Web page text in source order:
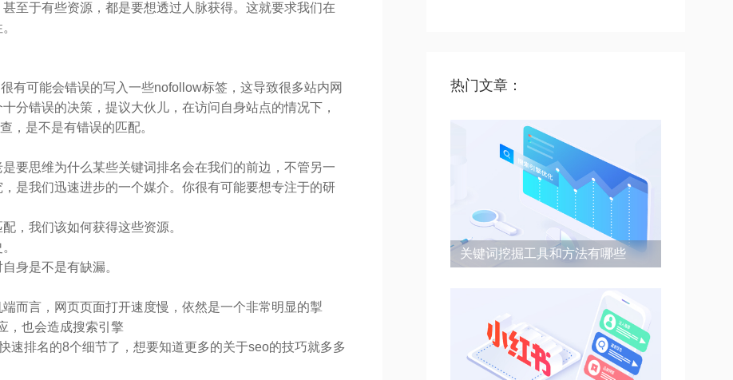
至于有些资源，都是要想透过人脉获得。这就要求我们在
可能会错误的写入一些nofollow标签，这导致很多站内网
分错误的决策，提议大伙儿，在访问自身站点的情况下，
，是不是有错误的匹配。
思维为什么某些关键词排名会在我们的前边，不管另一
是我们迅速进步的一个媒介。你很有可能要想专注于的研
我们该如何获得这些资源。
是不是有缺漏。
言，网页页面打开速度慢，依然是一个非常明显的掣
，也会造成搜索引擎
排名的8个细节了，想要知道更多的关于seo的技巧就多多
热门文章：
关键词挖掘工具和方法有哪些